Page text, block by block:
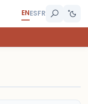
ENESFR